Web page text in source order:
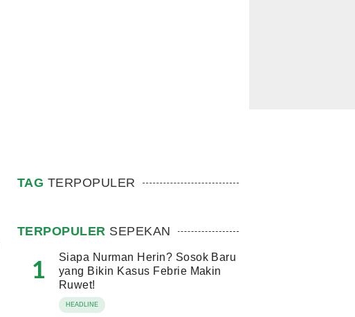
TAG TERPOPULER
TERPOPULER SEPEKAN
1
Siapa Nurman Herin? Sosok Baru
yang Bikin Kasus Febrie Makin
Ruwet!
HEADLINE